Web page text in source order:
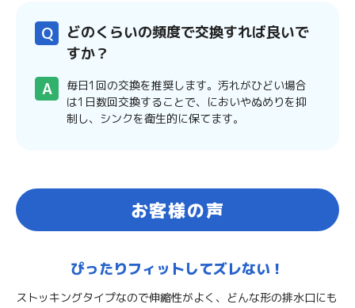
どのくらいの頻度で交換すれば良いで
すか？
毎日1回の交換を推奨します。汚れがひどい場合
は1日数回交換することで、においやぬめりを抑
制し、シンクを衛生的に保てます。
お客様の声
ぴったりフィットしてズレない！
ストッキングタイプなので伸縮性がよく、どんな形の排水口にも